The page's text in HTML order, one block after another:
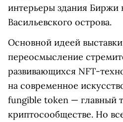
интерьеры здания Биржи
Васильевского острова.
Основной идеей
переосмысление
развивающихся NFT-
на современное
fungible token — главный
криптосообществе. Но